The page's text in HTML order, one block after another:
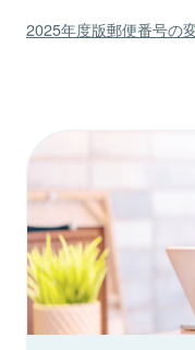
2025年度版郵便番号の